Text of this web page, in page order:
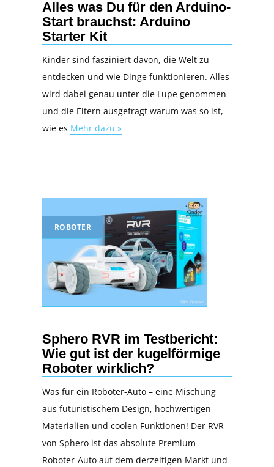
Alles was Du für den Arduino-
Start brauchst: Arduino
Starter Kit
Kinder sind fasziniert davon, die Welt zu
entdecken und wie Dinge funktionieren. Alles
wird dabei genau unter die Lupe genommen
und die Eltern ausgefragt warum was so ist,
wie es Mehr dazu »
ROBOTER
Sphero RVR im Testbericht:
Wie gut ist der kugelförmige
Roboter wirklich?
Was für ein Roboter-Auto – eine Mischung
aus futuristischem Design, hochwertigen
Materialien und coolen Funktionen! Der RVR
von Sphero ist das absolute Premium-
Roboter-Auto auf dem derzeitigen Markt und